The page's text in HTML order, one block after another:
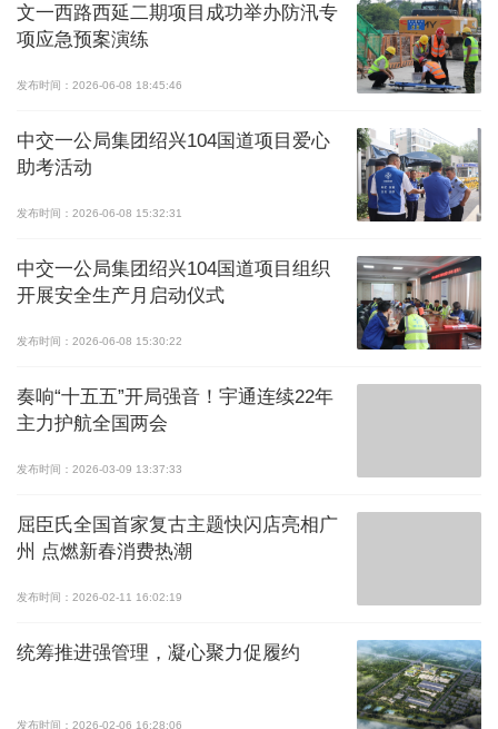
文一西路西延二期项目成功举办防汛专
项应急预案演练
发布时间：2026-06-08 18:45:46
中交一公局集团绍兴104国道项目爱心
助考活动
发布时间：2026-06-08 15:32:31
中交一公局集团绍兴104国道项目组织
开展安全生产月启动仪式
发布时间：2026-06-08 15:30:22
奏响“十五五”开局强音！宇通连续22年
主力护航全国两会
发布时间：2026-03-09 13:37:33
屈臣氏全国首家复古主题快闪店亮相广
州 点燃新春消费热潮
发布时间：2026-02-11 16:02:19
统筹推进强管理，凝心聚力促履约
发布时间：2026-02-06 16:28:06